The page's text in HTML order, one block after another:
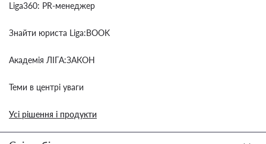
Liga360: PR-менеджер
Знайти юриста Liga:BOOK
Академія ЛІГА:ЗАКОН
Теми в центрі уваги
Усі рішення і продукти